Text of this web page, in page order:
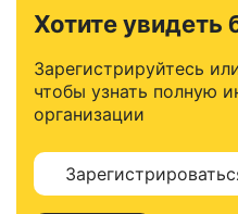
Хотите увидеть
Зарегистрируйтесь
чтобы узнать полную
организации